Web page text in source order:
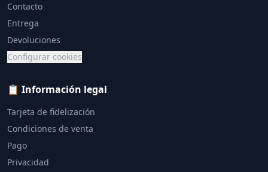
Contacto
Entrega
Devoluciones
Configurar cookies
📋 Información legal
Tarjeta de fidelización
Condiciones de venta
Pago
Privacidad